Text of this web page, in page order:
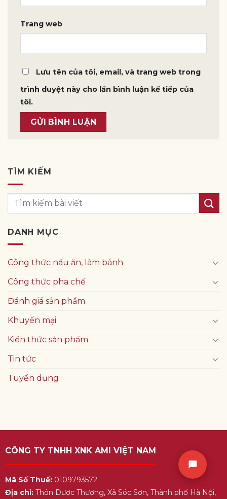
Trang web
Lưu tên của tôi, email, và trang web trong
trình duyệt này cho lần bình luận kế tiếp của
tôi.
TÌM KIẾM
DANH MỤC
Công thức nấu ăn, làm bánh
Công thức pha chế
Đánh giá sản phẩm
Khuyến mại
Kiến thức sản phẩm
Tin tức
Tuyển dụng
CÔNG TY TNHH XNK AMI VIỆT NAM
Mã Số Thuế:0109793572
Địa chỉ:Thôn Dược Thượng, Xã Sóc Sơn, Thành phố Hà Nội,